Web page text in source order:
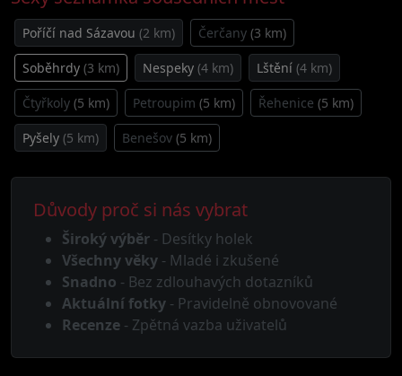
Poříčí nad Sázavou (2 km) Čerčany (3 km)
Soběhrdy (3 km) Nespeky (4 km) Lštění (4 km)
Čtyřkoly (5 km) Petroupim (5 km) Řehenice (5 km)
Pyšely (5 km) Benešov (5 km)
Důvody proč si nás vybrat
Široký výběr - Desítky holek
Všechny věky - Mladé i zkušené
Snadno - Bez zdlouhavých dotazníků
Aktuální fotky - Pravidelně obnovované
Recenze - Zpětná vazba uživatelů